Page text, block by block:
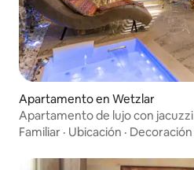
Apartamento en Wetzlar
Apartamento de lujo con jacuzzi
Familiar · Ubicación · Decoración